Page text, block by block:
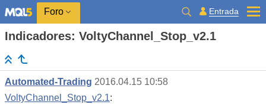
Foro Entrada
Indicadores: VoltyChannel_Stop_v2.1
Automated-Trading 2016.04.15 10:58
VoltyChannel_Stop_v2.1: